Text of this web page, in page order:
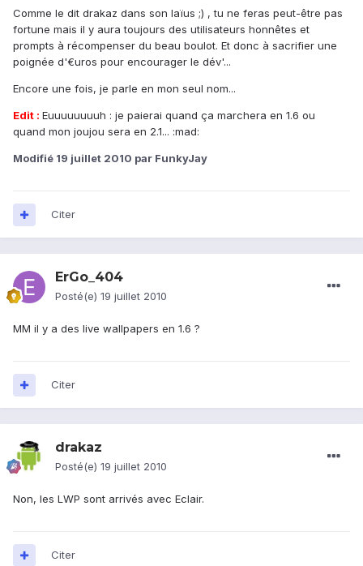
Comme le dit drakaz dans son laïus ;) , tu ne feras peut-être pas
fortune mais il y aura toujours des utilisateurs honnêtes et
prompts à récompenser du beau boulot. Et donc à sacrifier une
poignée d'€uros pour encourager le dév'...
Encore une fois, je parle en mon seul nom...
Edit : Euuuuuuuuh : je paierai quand ça marchera en 1.6 ou
quand mon joujou sera en 2.1... :mad:
Modifié 19 juillet 2010 par FunkyJay
Citer
ErGo_404
Posté(e) 19 juillet 2010
MM il y a des live wallpapers en 1.6 ?
Citer
drakaz
Posté(e) 19 juillet 2010
Non, les LWP sont arrivés avec Eclair.
Citer